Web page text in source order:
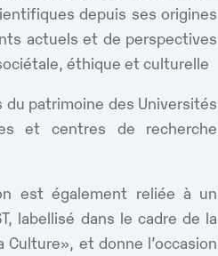
depuis ses origines
actuels et de perspectives
éthique et culturelle
patrimoine des Universités
et centres de recherche
est également reliée à un
labellisé dans le cadre de la
et donne l’occasion